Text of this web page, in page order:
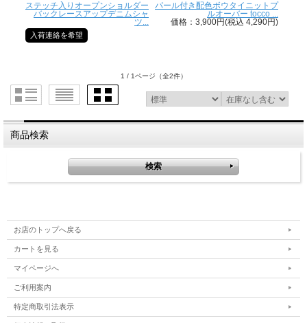
ステッチ入りオープンショルダー
バックレースアップデニムシャ
ツ...
入荷連絡を希望
パール付き配色ボウタイニットプ
ルオーバー tocco ...
価格：3,900円(税込 4,290円)
1 / 1ページ （全2件）
商品検索
お店のトップへ戻る
カートを見る
マイページへ
ご利用案内
特定商取引法表示